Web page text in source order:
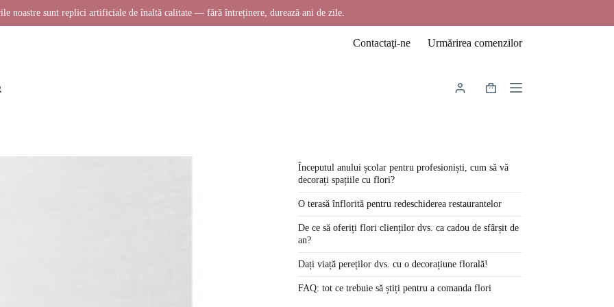
noastre sunt replici artificiale de înaltă calitate — fără întreținere, durează ani de zile.
Contactaţi-ne Urmărirea comenzilor
Coș
Începutul anului școlar pentru profesioniști, cum să vă
decorați spațiile cu flori?
O terasă înflorită pentru redeschiderea restaurantelor
De ce să oferiți flori clienților dvs. ca cadou de sfârșit de
an?
Dați viață pereților dvs. cu o decorațiune florală!
FAQ: tot ce trebuie să știți pentru a comanda flori